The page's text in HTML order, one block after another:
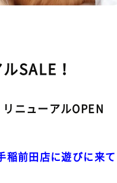
SALE！
ニューアルOPEN
稲前田店に遊びに来て